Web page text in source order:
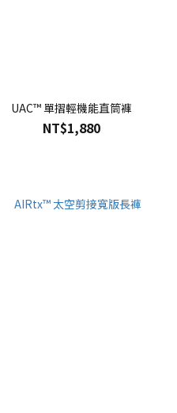
UAC™ 單摺輕機能直筒褲
NT$1,880